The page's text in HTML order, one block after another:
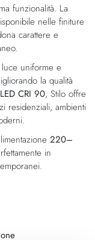
unire estetica
funzionalità. La
nelle finiture
carattere e
uniforme e
la qualità
CRI 90, Stilo offre
ambienti
220–
in